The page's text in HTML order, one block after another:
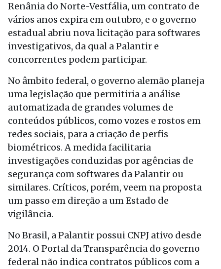
Renânia do Norte-Vestfália, um contrato de
vários anos expira em outubro, e o governo
estadual abriu nova licitação para softwares
investigativos, da qual a Palantir e
concorrentes podem participar.
No âmbito federal, o governo alemão planeja
uma legislação que permitiria a análise
automatizada de grandes volumes de
conteúdos públicos, como vozes e rostos em
redes sociais, para a criação de perfis
biométricos. A medida facilitaria
investigações conduzidas por agências de
segurança com softwares da Palantir ou
similares. Críticos, porém, veem na proposta
um passo em direção a um Estado de
vigilância.
No Brasil, a Palantir possui CNPJ ativo desde
2014. O Portal da Transparência do governo
federal não indica contratos públicos com a